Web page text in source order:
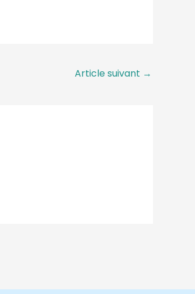
Article suivant →